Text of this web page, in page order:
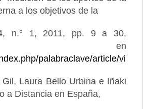
a los objetivos de la
n.° 1, 2011, pp. 9 a 30,
en
palabraclave/article/view/1870
Laura Bello Urbina e Iñaki
a Distancia en España,